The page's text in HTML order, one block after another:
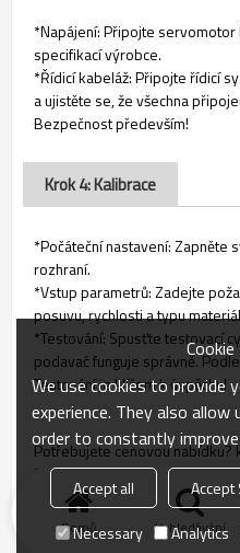
*Napájení: Připojte
specifikací výrobce.
*Řídicí kabeláž: Připojte řídicí
a ujistěte se, že všechna
Bezpečnost především!
Krok 4: Kalibrace
*Počáteční nastavení: Zapněte
rozhraní.
*Vstup parametrů: Zadejte
posuvu, rychlosti a typu
*Testování: Spusťte testovací
podavač funguje správně.
Testování je klíčem k úspěchu!
Potřebujete cenovou nabídku?
fanty.com právě teď!
Domů Vyhledávání
We use cookies to provide
experience. They also
order to constantly
Accept all Accept
Necessary
Analytics